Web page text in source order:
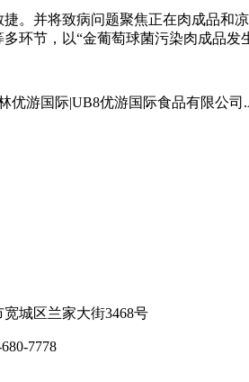
并将致病问题聚焦正在肉成品和凉
环节，以“金葡萄球菌污染肉成品发
优游国际|UB8优游国际食品有限公司
城区兰家大街3468号
7778